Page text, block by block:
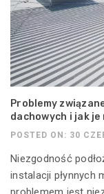
Problemy
dachowych i jak
POSTED ON: 30
Niezgodność
instalacji płynnych